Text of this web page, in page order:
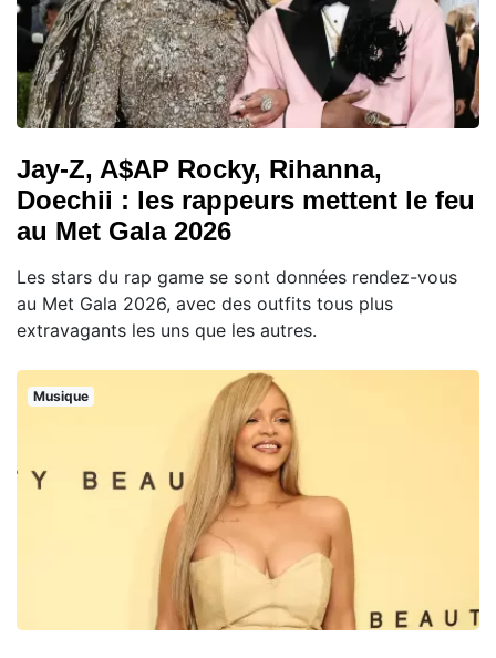
Jay-Z, A$AP Rocky, Rihanna,
Doechii : les rappeurs mettent le feu
au Met Gala 2026
Les stars du rap game se sont données rendez-vous
au Met Gala 2026, avec des outfits tous plus
extravagants les uns que les autres.
Musique